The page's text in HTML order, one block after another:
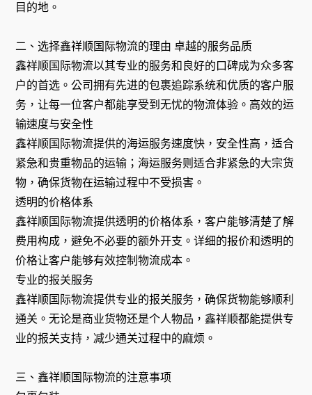
目的地。
二、选择鑫祥顺国际物流的理由 卓越的服务品质
鑫祥顺国际物流以其专业的服务和良好的口碑成为众多客
户的首选。公司拥有先进的包裹追踪系统和优质的客户服
务，让每一位客户都能享受到无忧的物流体验。高效的运
输速度与安全性
鑫祥顺国际物流提供的海运服务速度快，安全性高，适合
紧急和贵重物品的运输；海运服务则适合非紧急的大宗货
物，确保货物在运输过程中不受损害。
透明的价格体系
鑫祥顺国际物流提供透明的价格体系，客户能够清楚了解
费用构成，避免不必要的额外开支。详细的报价和透明的
价格让客户能够有效控制物流成本。
专业的报关服务
鑫祥顺国际物流提供专业的报关服务，确保货物能够顺利
通关。无论是商业货物还是个人物品，鑫祥顺都能提供专
业的报关支持，减少通关过程中的麻烦。
三、鑫祥顺国际物流的注意事项